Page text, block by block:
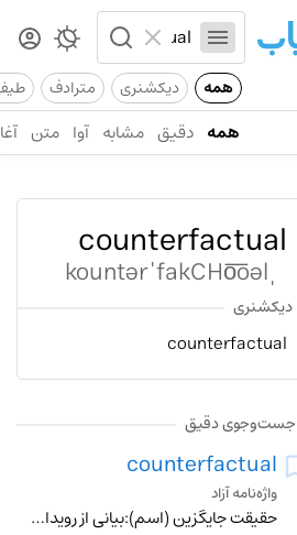
همه دیکشنری مترادف
همه دقیق مشابه آوا متن
counterfactual
ˌkountərˈfakCHo͞oəl
دیکشنری
counterfactual
جست‌وجوی دقیق
counterfactual
واژه‌نامه آزاد
حقیقت جایگزین (اسم):بیانی از رویدادی در گذشته که می گوید اگر اتفاق دیگری به جای آن می افتاد، چه می شد. غلط، نادرست، حقیقت جعلی (صفت).